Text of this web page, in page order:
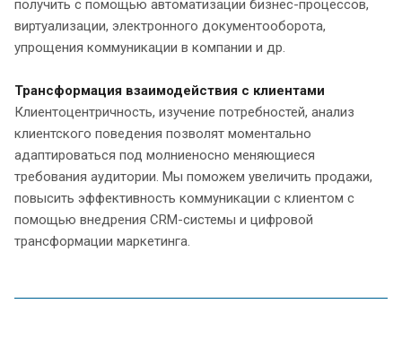
получить с помощью автоматизации бизнес-процессов,
виртуализации, электронного документооборота,
упрощения коммуникации в компании и др.
Трансформация взаимодействия с клиентами
Клиентоцентричность, изучение потребностей, анализ
клиентского поведения позволят моментально
адаптироваться под молниеносно меняющиеся
требования аудитории. Мы поможем увеличить продажи,
повысить эффективность коммуникации с клиентом с
помощью внедрения CRM-системы и цифровой
трансформации маркетинга.